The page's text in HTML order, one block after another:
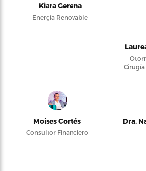
Kiara Gerena
Energía Renovable
Cirugía
Moises Cortés
Consultor Financiero
Dra.